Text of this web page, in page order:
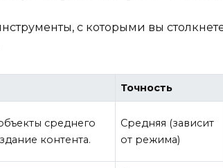
с которыми вы
Точность
среднего
контента.
Средняя (зависит
от режима)